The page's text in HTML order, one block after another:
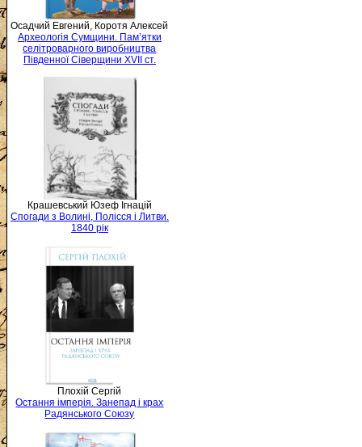
Осадчий Евгений, Коротя Алексей
Археологія Сумщини. Пам’ятки
селітроварного виробництва
Південної Сіверщини XVII ст.
Крашевський Юзеф Ігнацій
Спогади з Волині, Полісся і Литви.
1840 рік
Плохій Сергій
Остання імперія. Занепад і крах
Радянського Союзу